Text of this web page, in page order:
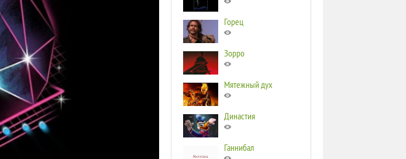
Горец
Зорро
Мятежный дух
Династия
Ганнибал